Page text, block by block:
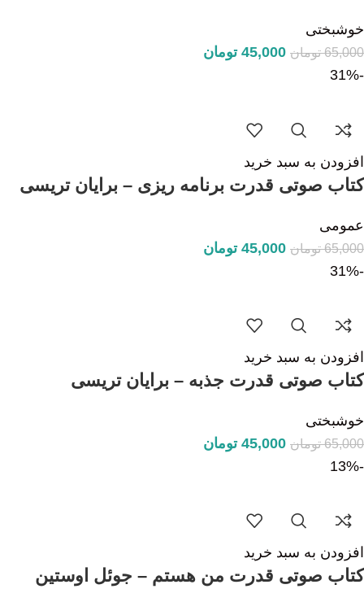
خوشبختی
65,000 تومان 45,000 تومان
-31%
افزودن به سبد خرید
کتاب صوتی قدرت برنامه ریزی – برایان تریسی
عمومی
65,000 تومان 45,000 تومان
-31%
افزودن به سبد خرید
کتاب صوتی قدرت جذبه – برایان تریسی
خوشبختی
65,000 تومان 45,000 تومان
-13%
افزودن به سبد خرید
کتاب صوتی قدرت من هستم – جوئل اوستین